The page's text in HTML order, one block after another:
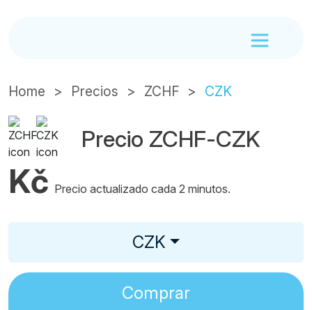
Home Precios ZCHF CZK
Precio ZCHF-CZK
Kč Precio actualizado cada 2 minutos.
CZK
Comprar